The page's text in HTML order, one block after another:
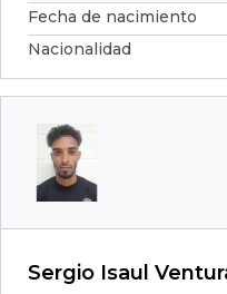
Fecha de nacimiento
Nacionalidad
Sergio Isaul